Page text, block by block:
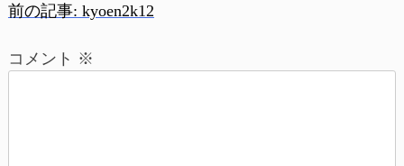
投
稿
前の記事: kyoen2k12
コメント ※